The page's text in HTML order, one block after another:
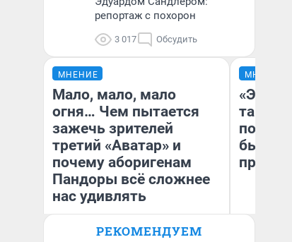
репортаж с похорон
3 017 Обсудить
МНЕНИЕ
Мало, мало, мало
огня… Чем пытается
зажечь зрителей
третий «Аватар» и
почему аборигенам
Пандоры всё сложнее
нас удивлять
Илья Овсянников
МНЕНИЕ
«Это
так не
был
РЕКОМЕНДУЕМ